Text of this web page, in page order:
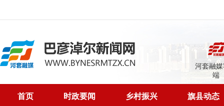
河套融
端
首页 时政要闻 乡村振兴 旗县动态